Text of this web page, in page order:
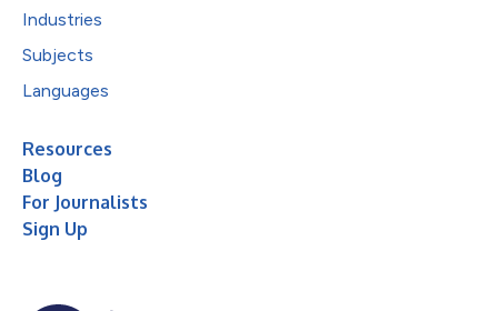
Industries
Subjects
Languages
Resources
Blog
For Journalists
Sign Up